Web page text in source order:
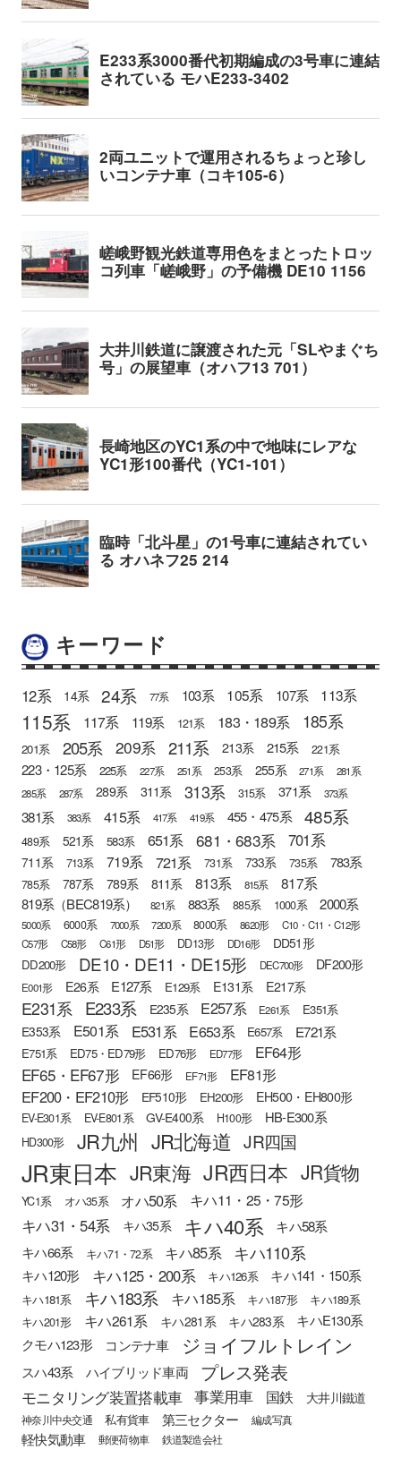
キーワード
12系 14系 24系 77系 103系 105系 107系 113系
115系 117系 119系 121系 183・189系 185系
201系 205系 209系 211系 213系 215系 221系
223・125系 225系 227系 251系 253系 255系 271系
281系
285系
287系 289系 311系 313系 315系 371系 373系
381系 383系 415系 417系 419系 455・475系 485系
489系 521系 583系 651系 681・683系 701系
711系 713系 719系 721系 731系 733系 735系 783系
785系 787系 789系 811系 813系 815系 817系
819系（BEC819系） 821系 883系 885系 1000系 2000系
5000系 6000系 7000系 7200系 8000系 8620形
C10・C11・C12形
C57形
C58形 C61形 D51形 DD13形 DD16形 DD51形
DD200形 DE10・DE11・DE15形 DEC700形 DF200形
E001形 E26系 E127系 E129系 E131系 E217系
E231系 E233系 E235系 E257系 E261系 E351系
E353系 E501系 E531系 E653系 E657系 E721系
E751系 ED75・ED79形 ED76形 ED77形 EF64形
EF65・EF67形 EF66形 EF71形
EF81形
EF200・EF210形
EF510形 EH200形 EH500・EH800形
EV-E301系 EV-E801系 GV-E400系 H100形 HB-E300系
HD300形 JR九州 JR北海道 JR四国
JR東日本 JR東海 JR西日本 JR貨物
YC1系 オハ35系 オハ50系 キハ11・25・75形
キハ31・54系 キハ35系 キハ40系 キハ58系
キハ66系 キハ71・72系 キハ85系 キハ110系
キハ120形 キハ125・200系 キハ126系 キハ141・150系
キハ181系 キハ183系 キハ185系 キハ187形
キハ189系
キハ201形
キハ261系 キハ281系 キハ283系
キハE130系
クモハ123形
コンテナ車 ジョイフルトレイン
スハ43系 ハイブリッド車両 プレス発表
モニタリング装置搭載車 事業用車 国鉄 大井川鐵道
神奈川中央交通 私有貨車 第三セクター 編成写真
軽快気動車 郵便荷物車 鉄道製造会社